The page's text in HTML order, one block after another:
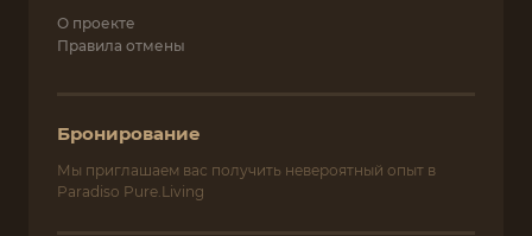
О проекте
Правила отмены
Бронирование
Мы приглашаем вас получить невероятный опыт в
Paradiso Pure.Living